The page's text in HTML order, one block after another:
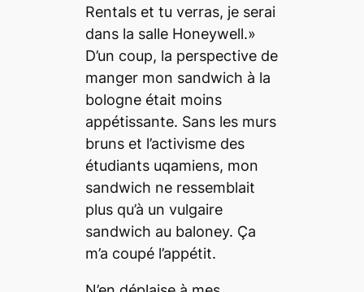
Rentals et tu verras, je serai
dans la salle Honeywell.»
D’un coup, la perspective de
manger mon sandwich à la
bologne était moins
appétissante. Sans les murs
bruns et l’activisme des
étudiants uqamiens, mon
sandwich ne ressemblait
plus qu’à un vulgaire
sandwich au baloney. Ça
m’a coupé l’appétit.